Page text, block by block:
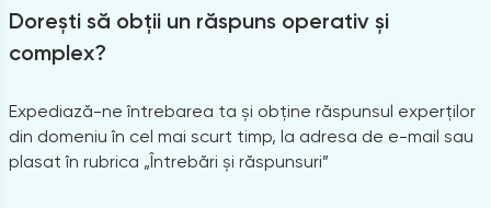
Dorești să obții un răspuns operativ și
complex?
Expediază-ne întrebarea ta și obține răspunsul experților
din domeniu în cel mai scurt timp, la adresa de e-mail sau
plasat în rubrica „Întrebări și răspunsuri”